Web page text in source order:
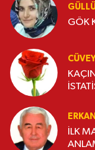
GÖK
KAÇINCI
İLK